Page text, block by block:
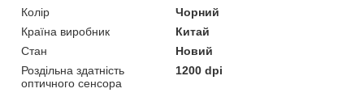
Колір
Чорний
Країна виробник
Китай
Стан
Новий
Роздільна здатність
оптичного сенсора
1200 dpi